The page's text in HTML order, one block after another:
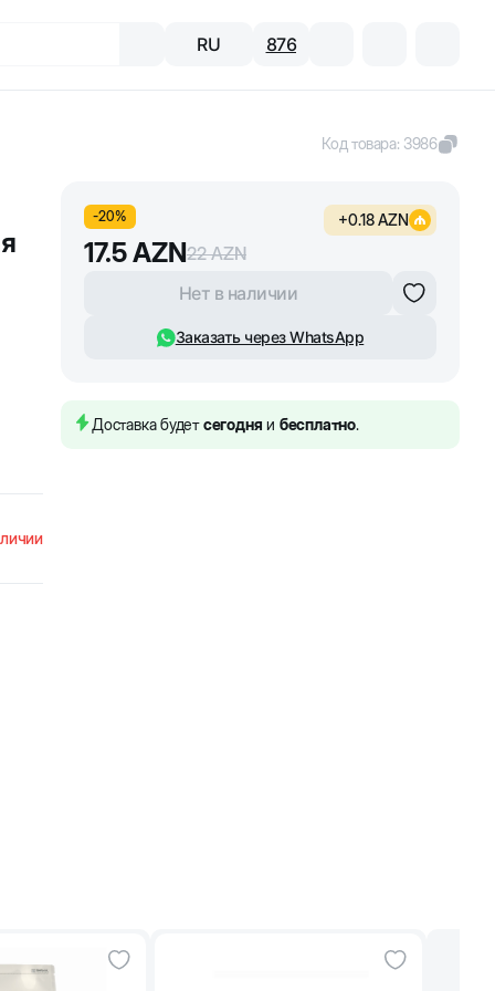
RU 876
Код товара: 3986
-20% +0.18AZN
17.5AZN22 AZN
Нет в наличии
Заказать через WhatsApp
Доставка будетсегодня и бесплатно.